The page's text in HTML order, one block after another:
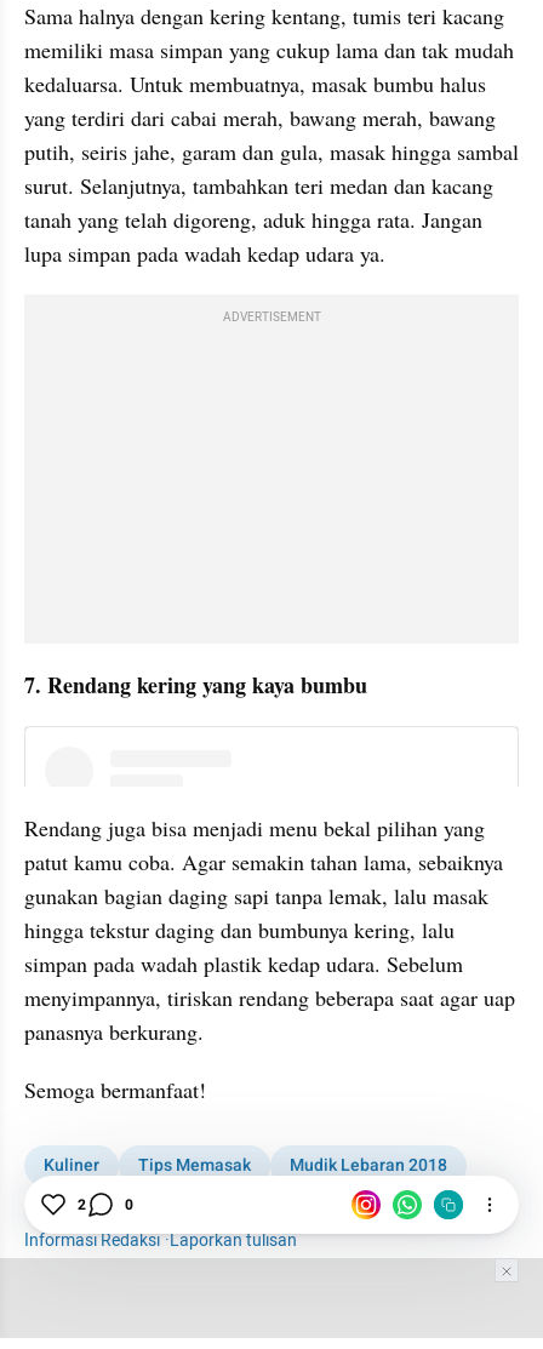
Sama halnya dengan kering kentang, tumis teri kacang
memiliki masa simpan yang cukup lama dan tak mudah
kedaluarsa. Untuk membuatnya, masak bumbu halus
yang terdiri dari cabai merah, bawang merah, bawang
putih, seiris jahe, garam dan gula, masak hingga sambal
surut. Selanjutnya, tambahkan teri medan dan kacang
tanah yang telah digoreng, aduk hingga rata. Jangan
lupa simpan pada wadah kedap udara ya.
ADVERTISEMENT
7. Rendang kering yang kaya bumbu
Rendang juga bisa menjadi menu bekal pilihan yang
patut kamu coba. Agar semakin tahan lama, sebaiknya
gunakan bagian daging sapi tanpa lemak, lalu masak
hingga tekstur daging dan bumbunya kering, lalu
simpan pada wadah plastik kedap udara. Sebelum
menyimpannya, tiriskan rendang beberapa saat agar uap
panasnya berkurang.
Semoga bermanfaat!
Kuliner Tips Memasak
Mudik Lebaran 2018
Lebaran 2018
Informasi Redaksi·Laporkan tulisan
2 0